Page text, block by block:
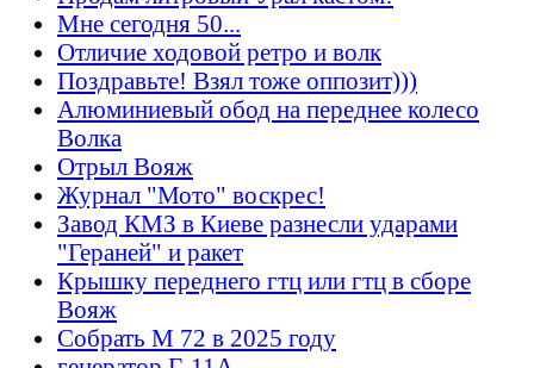
Мне сегодня 50...
Отличие ходовой ретро и волк
Поздравьте! Взял тоже оппозит)))
Алюминиевый обод на переднее колесо
Волка
Отрыл Вояж
Журнал "Мото" воскрес!
Завод КМЗ в Киеве разнесли ударами
"Гераней" и ракет
Крышку переднего гтц или гтц в сборе
Вояж
Собрать М 72 в 2025 году